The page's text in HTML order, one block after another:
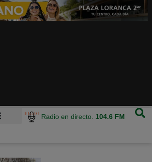
Radio en directo. 104.6 FM